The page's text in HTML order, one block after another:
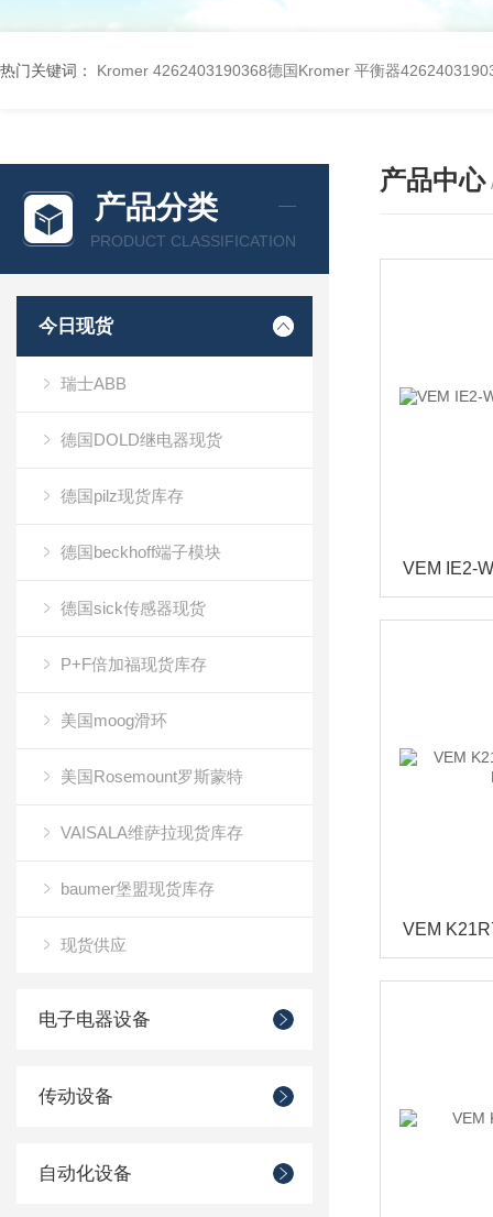
热门关键词： Kromer 4262403190368德国Kromer 平衡器
产品分类
PRODUCT CLASSIFICATION
今日现货
瑞士ABB
德国DOLD继电器现货
德国pilz现货库存
德国beckhoff端子模块
德国sick传感器现货
P+F倍加福现货库存
美国moog滑环
美国Rosemount罗斯蒙特
VAISALA维萨拉现货库存
baumer堡盟现货库存
现货供应
电子电器设备
传动设备
自动化设备
产品中心